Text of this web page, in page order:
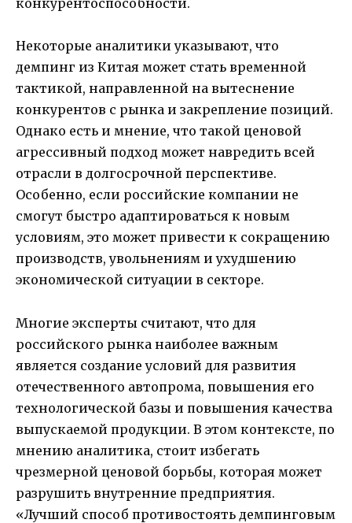
конкурентоспособности.
Некоторые аналитики указывают, что
демпинг из Китая может стать временной
тактикой, направленной на вытеснение
конкурентов с рынка и закрепление позиций.
Однако есть и мнение, что такой ценовой
агрессивный подход может навредить всей
отрасли в долгосрочной перспективе.
Особенно, если российские компании не
смогут быстро адаптироваться к новым
условиям, это может привести к сокращению
производств, увольнениям и ухудшению
экономической ситуации в секторе.
Многие эксперты считают, что для
российского рынка наиболее важным
является создание условий для развития
отечественного автопрома, повышения его
технологической базы и повышения качества
выпускаемой продукции. В этом контексте, по
мнению аналитика, стоит избегать
чрезмерной ценовой борьбы, которая может
разрушить внутренние предприятия.
«Лучший способ противостоять демпинговым